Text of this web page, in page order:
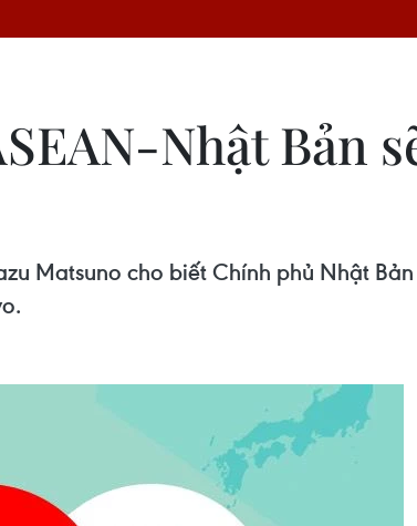
Nhật Bản
Matsuno cho biết Chính phủ Nhật